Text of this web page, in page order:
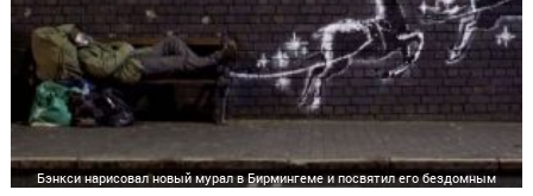
Бэнкси нарисовал новый мурал в Бирмингеме и посвятил его бездомным